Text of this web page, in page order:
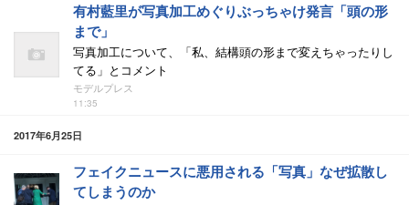
有村藍里が写真加工めぐりぶっちゃけ発言「頭の形
まで」
写真加工について、「私、結構頭の形まで変えちゃったりし
てる」とコメント
モデルプレス
11:35
2017年6月25日
フェイクニュースに悪用される「写真」なぜ拡散し
てしまうのか